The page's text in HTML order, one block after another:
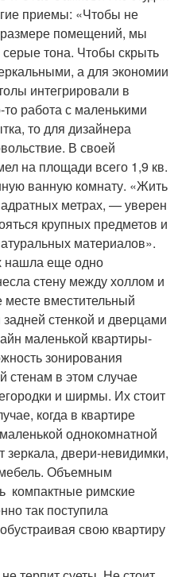
приемы: «Чтобы не
помещений, мы
тона. Чтобы скрыть
а для экономии
интегрировали в
работа с маленькими
то для дизайнера
В своей
на площади всего 1,9 кв.
ванную комнату. «Жить
метрах, — уверен
крупных предметов и
материалов».
нашла еще одно
стену между холлом и
месте вместительный
стенкой и дверцами
маленькой квартиры-
зонирования
стенам в этом случае
и ширмы. Их стоит
когда в квартире
однокомнатной
зеркала, двери-невидимки,
Объемным
компактные римские
так поступила
свою квартиру